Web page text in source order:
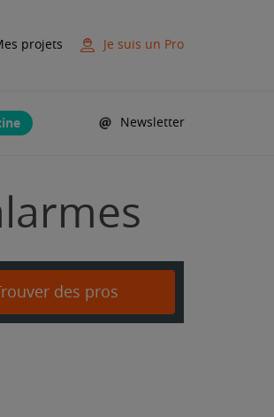
projets Je suis un Pro
Newsletter
des pros